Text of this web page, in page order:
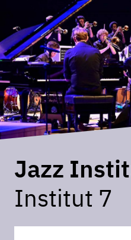
Jazz
Institut 7